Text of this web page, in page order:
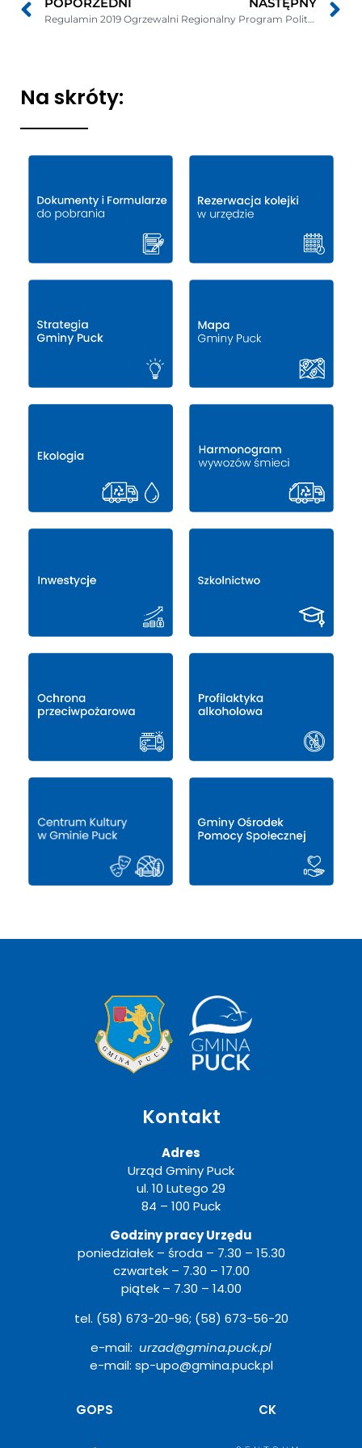
POPORZEDNI
Regulamin 2019 Ogrzewalni
NASTĘPNY
Regionalny Program Polityki Zdrowotnej ? szczepienia przeciw pneumokokom dla osób 65+ z grupy ryzyka
Na skróty:
Kontakt
Adres
Urząd Gminy Puck
ul. 10 Lutego 29
84 – 100 Puck
Godziny pracy Urzędu
poniedziałek – środa – 7.30 – 15.30
czwartek – 7.30 – 17.00
piątek – 7.30 – 14.00
tel. (58) 673-20-96; (58) 673-56-20
e-mail: urzad@gmina.puck.pl
e-mail: sp-upo@gmina.puck.pl
GOPS CK